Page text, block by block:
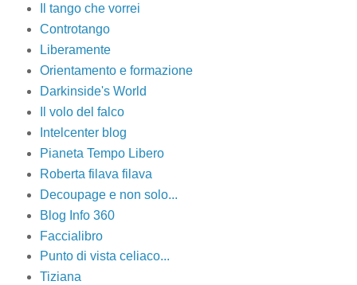
Il tango che vorrei
Controtango
Liberamente
Orientamento e formazione
Darkinside's World
Il volo del falco
Intelcenter blog
Pianeta Tempo Libero
Roberta filava filava
Decoupage e non solo...
Blog Info 360
Faccialibro
Punto di vista celiaco...
Tiziana